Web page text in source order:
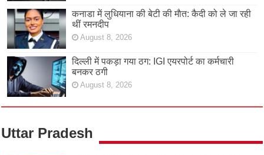
कनाडा में लुधियाना की बेटी की माैत: कैदी को ले जा रही
थीं रमनदीप
August 8, 2026
दिल्ली में पकड़ा गया ठग: IGI एयरपोर्ट का कर्मचारी
बनकर ठगी
August 8, 2026
Uttar Pradesh